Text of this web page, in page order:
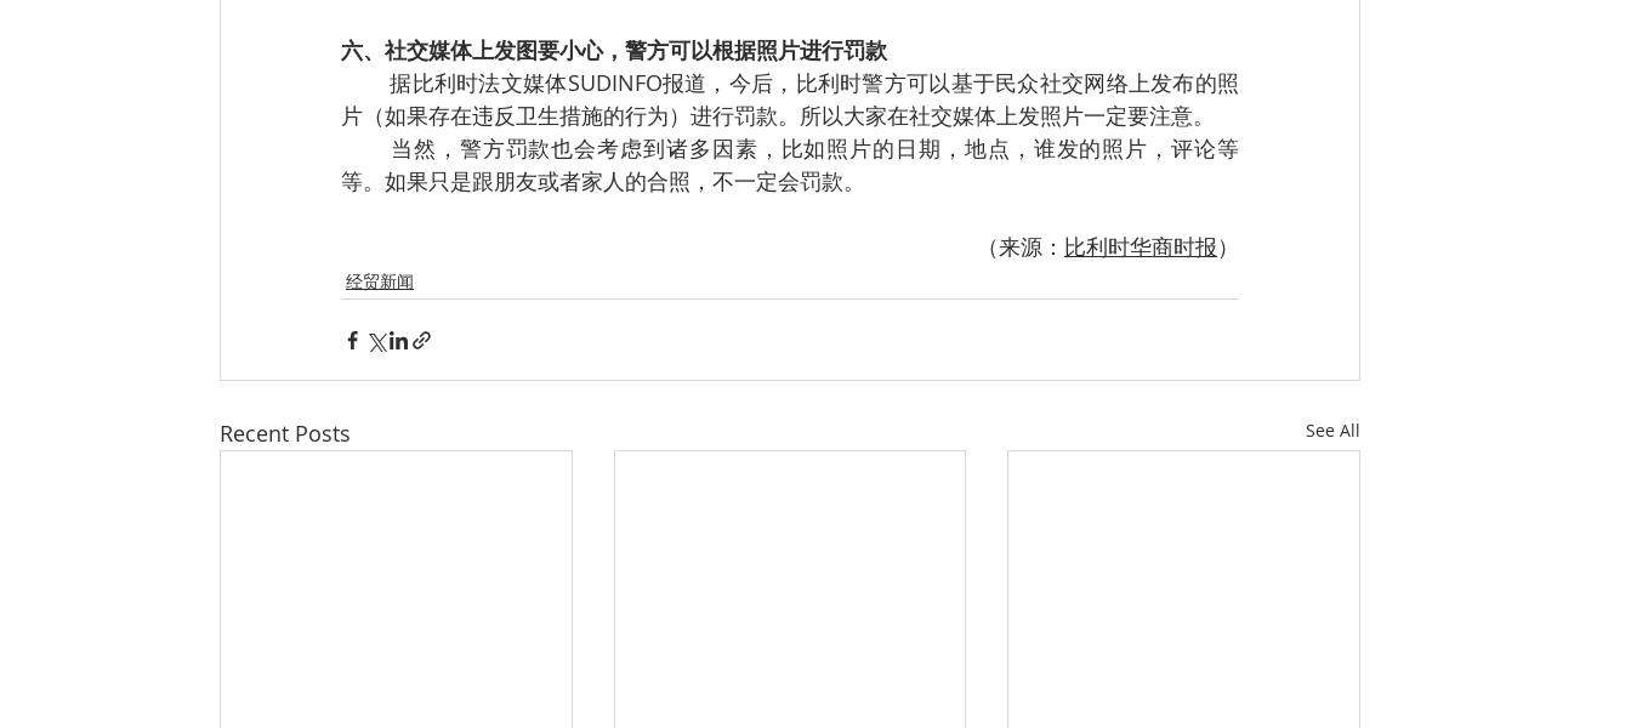
六、社交媒体上发图要小心，警方可以根据照片进行罚款
据比利时法文媒体SUDINFO报道，今后，比利时警方可以基于民众社交网络上发布的照
片（如果存在违反卫生措施的行为）进行罚款。所以大家在社交媒体上发照片一定要注意。
当然，警方罚款也会考虑到诸多因素，比如照片的日期，地点，谁发的照片，评论等
等。如果只是跟朋友或者家人的合照，不一定会罚款。
（来源： 比利时华商时报）
经贸新闻
Recent Posts See All